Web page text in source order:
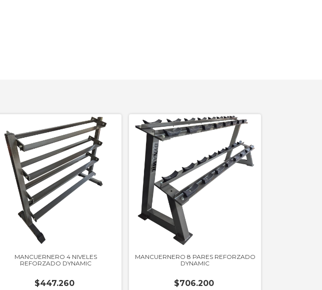
MANCUERNERO 4 NIVELES
REFORZADO DYNAMIC
$447.260
MANCUERNERO 8 PARES REFORZADO
DYNAMIC
$706.200